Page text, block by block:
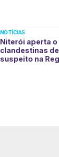
NOTÍCIAS
Niterói aperta
clandestinas
suspeito na